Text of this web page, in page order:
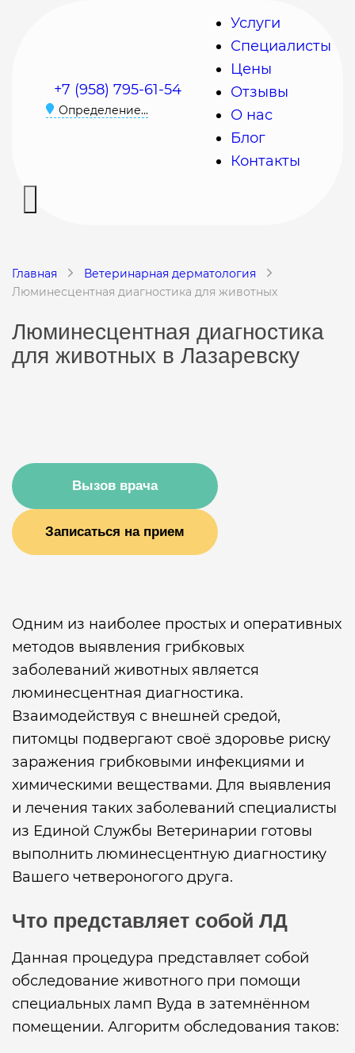
Услуги
Специалисты
Цены
Отзывы
О нас
Блог
Контакты
+7 (958) 795-61-54
Определение...
Главная
Ветеринарная дерматология
Люминесцентная диагностика для животных
Люминесцентная диагностика
для животных в Лазаревску
Вызов врача
Записаться на прием
Одним из наиболее простых и оперативных
методов выявления грибковых
заболеваний животных является
люминесцентная диагностика.
Взаимодействуя с внешней средой,
питомцы подвергают своё здоровье риску
заражения грибковыми инфекциями и
химическими веществами. Для выявления
и лечения таких заболеваний специалисты
из Единой Службы Ветеринарии готовы
выполнить люминесцентную диагностику
Вашего четвероногого друга.
Что представляет собой ЛД
Данная процедура представляет собой
обследование животного при помощи
специальных ламп Вуда в затемнённом
помещении. Алгоритм обследования таков: